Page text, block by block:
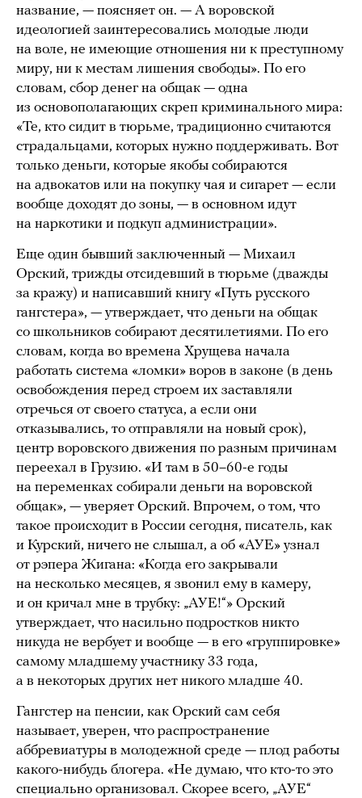
название, — поясняет он. — А воровской
идеологией заинтересовались молодые люди
на воле, не имеющие отношения ни к преступному
миру, ни к местам лишения свободы». По его
словам, сбор денег на общак — одна
из основополагающих скреп криминального мира:
«Те, кто сидит в тюрьме, традиционно считаются
страдальцами, которых нужно поддерживать. Вот
только деньги, которые якобы собираются
на адвокатов или на покупку чая и сигарет — если
вообще доходят до зоны, — в основном идут
на наркотики и подкуп администрации».
Еще один бывший заключенный — Михаил
Орский, трижды отсидевший в тюрьме (дважды
за кражу) и написавший книгу «Путь русского
гангстера», — утверждает, что деньги на общак
со школьников собирают десятилетиями. По его
словам, когда во времена Хрущева начала
работать система «ломки» воров в законе (в день
освобождения перед строем их заставляли
отречься от своего статуса, а если они
отказывались, то отправляли на новый срок),
центр воровского движения по разным причинам
переехал в Грузию. «И там в 50–60-е годы
на переменках собирали деньги на воровской
общак», — уверяет Орский. Впрочем, о том, что
такое происходит в России сегодня, писатель, как
и Курский, ничего не слышал, а об «АУЕ» узнал
от рэпера Жигана: «Когда его закрывали
на несколько месяцев, я звонил ему в камеру,
и он кричал мне в трубку: „АУЕ!“» Орский
утверждает, что насильно подростков никто
никуда не вербует и вообще — в его «группировке»
самому младшему участнику 33 года,
а в некоторых других нет никого младше 40.
Гангстер на пенсии, как Орский сам себя
называет, уверен, что распространение
аббревиатуры в молодежной среде — плод работы
какого-нибудь блогера. «Не думаю, что кто-то это
специально организовал. Скорее всего, „АУЕ“